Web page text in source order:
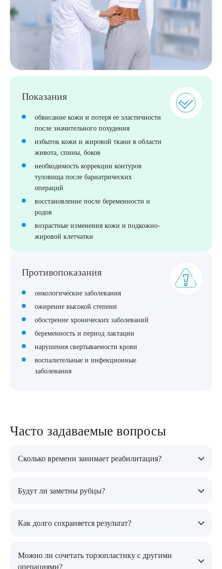
Показания
обвисание кожи и потеря ее эластичности
после значительного похудения
избыток кожи и жировой ткани в области
живота, спины, боков
необходимость коррекции контуров
туловища после бариатрических
операций
восстановление после беременности и
родов
возрастные изменения кожи и подкожно-
жировой клетчатки
Противопоказания
онкологические заболевания
ожирение высокой степени
обострение хронических заболеваний
беременность и период лактации
нарушения свертываемости крови
воспалительные и инфекционные
заболевания
Часто задаваемые вопросы
Сколько времени занимает реабилитация?
полное заживление занимает до нескольких месяцев.
Будут ли заметны рубцы?
становятся менее выраженными.
Как долго сохраняется результат?
жизни эффект сохраняется на долгие годы.
Можно ли сочетать торзопластику с другими
операциями?
Я даю согласие на
Выберите сопутствующую услугу